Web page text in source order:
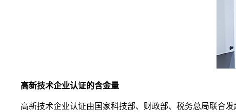
高新技术企业认证的含金量
高新技术企业认证由国家科技部、财政部、税务总局联合发